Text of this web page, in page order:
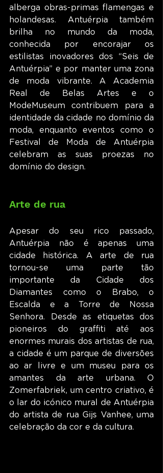
alberga obras-primas flamengas e
holandesas. Antuérpia também
brilha no mundo da moda,
conhecida por encorajar os
estilistas inovadores dos “Seis de
Antuérpia” e por manter uma zona
de moda vibrante. A Academia
Real de Belas Artes e o
ModeMuseum contribuem para a
identidade da cidade no domínio da
moda, enquanto eventos como o
Festival de Moda de Antuérpia
celebram as suas proezas no
domínio do design.
Arte de rua
Apesar do seu rico passado,
Antuérpia não é apenas uma
cidade histórica. A arte de rua
tornou-se uma parte tão
importante da Cidade dos
Diamantes como o Brabo, o
Escalda e a Torre de Nossa
Senhora. Desde as etiquetas dos
pioneiros do graffiti até aos
enormes murais dos artistas de rua,
a cidade é um parque de diversões
ao ar livre e um museu para os
amantes da arte urbana. O
Zomerfabriek, um centro criativo, é
o lar do icónico mural de Antuérpia
do artista de rua Gijs Vanhee, uma
celebração da cor e da cultura.